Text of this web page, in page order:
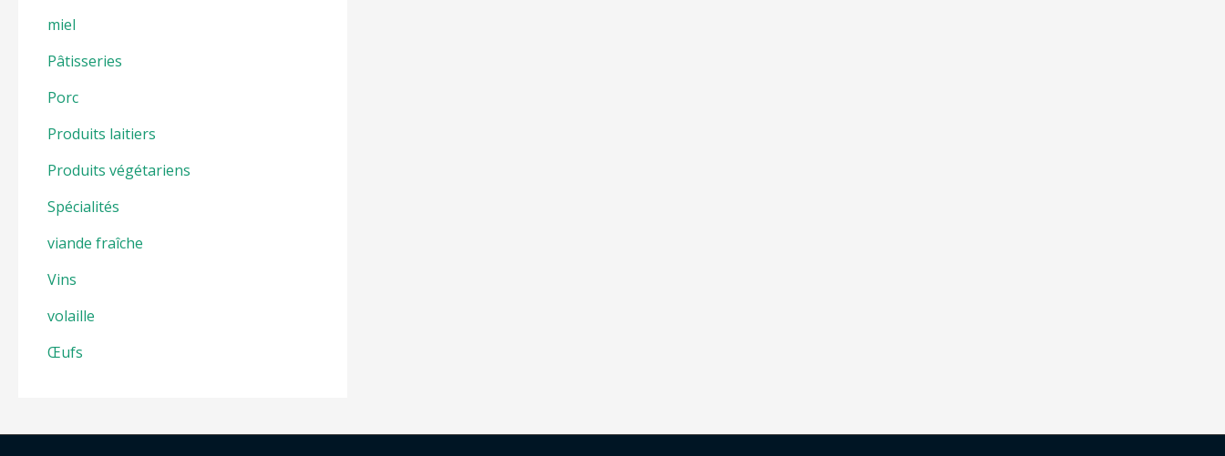
miel
Pâtisseries
Porc
Produits laitiers
Produits végétariens
Spécialités
viande fraîche
Vins
volaille
Œufs